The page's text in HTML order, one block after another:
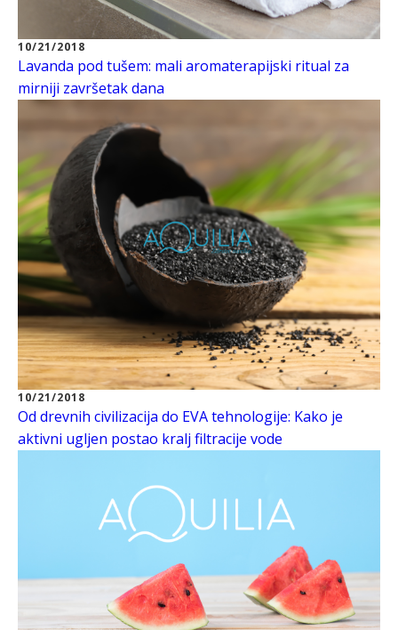
10/21/2018
Lavanda pod tušem: mali aromaterapijski ritual za
mirniji završetak dana
10/21/2018
Od drevnih civilizacija do EVA tehnologije: Kako je
aktivni ugljen postao kralj filtracije vode